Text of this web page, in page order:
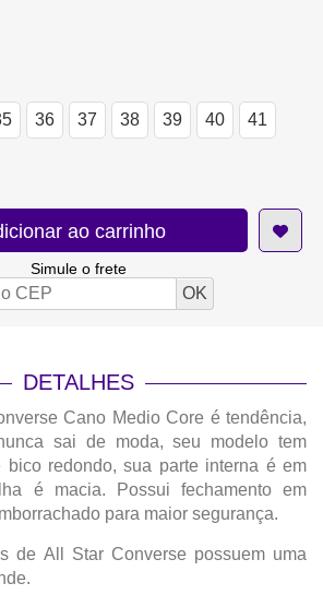
36 37 38 39 40 41
ao carrinho
Simule o frete
DETALHES
Cano Medio Core é tendência,
sai de moda, seu modelo tem
redondo, sua parte interna é em
é macia. Possui fechamento em
para maior segurança.
de All Star Converse possuem uma